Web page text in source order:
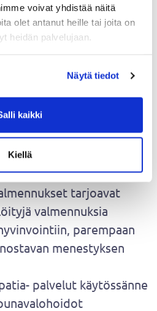
voivat yhdistää näitä
olet antanut heille tai joita on
heidän palvelujaan.
Näytä tiedot
kaikki
Kiellä
useassa saliosiossa
valmennuspakettia
Sportyplanner
räätälöityjä
tarjoavat
valmennuksia
parempaan
menestyksen
palvelut käytössänne